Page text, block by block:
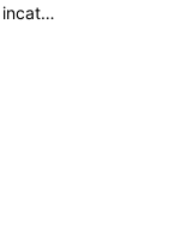
incat…